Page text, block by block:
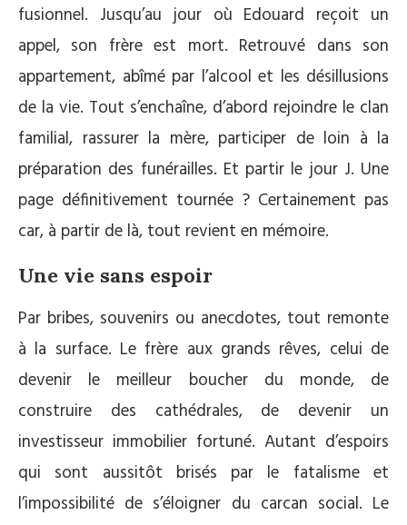
fusionnel. Jusqu’au jour où Edouard reçoit un
appel, son frère est mort. Retrouvé dans son
appartement, abîmé par l’alcool et les désillusions
de la vie. Tout s’enchaîne, d’abord rejoindre le clan
familial, rassurer la mère, participer de loin à la
préparation des funérailles. Et partir le jour J. Une
page définitivement tournée ? Certainement pas
car, à partir de là, tout revient en mémoire.
Une vie sans espoir
Par bribes, souvenirs ou anecdotes, tout remonte
à la surface. Le frère aux grands rêves, celui de
devenir le meilleur boucher du monde, de
construire des cathédrales, de devenir un
investisseur immobilier fortuné. Autant d’espoirs
qui sont aussitôt brisés par le fatalisme et
l’impossibilité de s’éloigner du carcan social. Le